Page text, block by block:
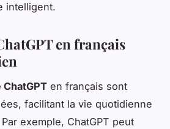
intelligent.
en français
en français sont
facilitant la vie quotidienne
exemple, ChatGPT peut